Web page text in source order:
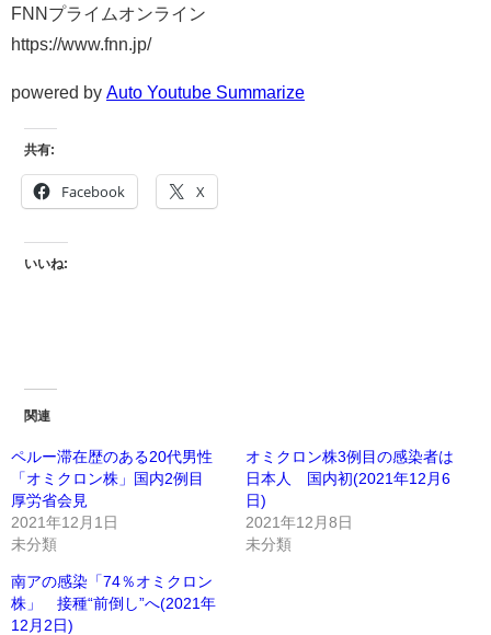
FNNプライムオンライン
https://www.fnn.jp/
powered by Auto Youtube Summarize
共有:
Facebook X
いいね:
関連
ペルー滞在歴のある20代男性
「オミクロン株」国内2例目
厚労省会見
2021年12月1日
未分類
オミクロン株3例目の感染者は
日本人 国内初(2021年12月6
日)
2021年12月8日
未分類
南アの感染「74％オミクロン
株」 接種“前倒し”へ(2021年
12月2日)